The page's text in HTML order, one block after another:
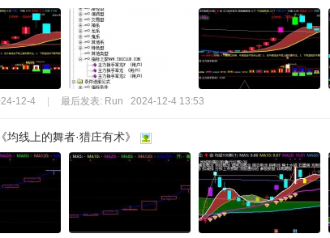
12-4 最后发表: Run 2024-12-4 13:53
均线上的舞者·猎庄有术》